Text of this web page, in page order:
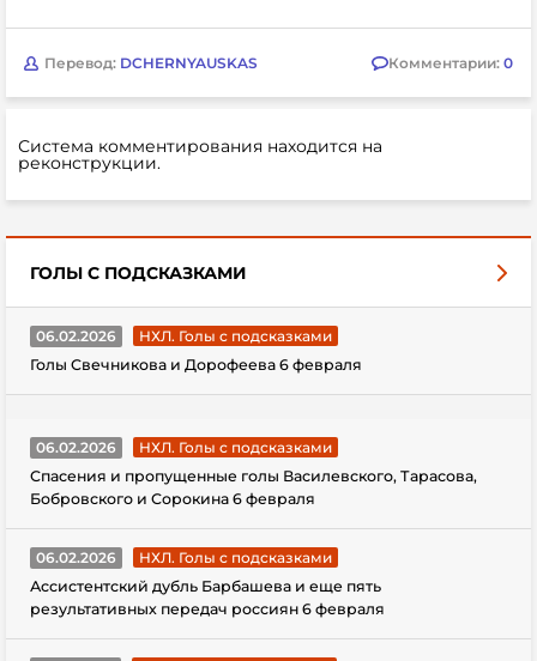
Перевод: DCHERNYAUSKAS Комментарии: 0
Система комментирования находится на
реконструкции.
ГОЛЫ С ПОДСКАЗКАМИ
06.02.2026
НХЛ. Голы с подсказками
Голы Свечникова и Дорофеева 6 февраля
06.02.2026
НХЛ. Голы с подсказками
Спасения и пропущенные голы Василевского, Тарасова,
Бобровского и Сорокина 6 февраля
06.02.2026
НХЛ. Голы с подсказками
Ассистентский дубль Барбашева и еще пять
результативных передач россиян 6 февраля